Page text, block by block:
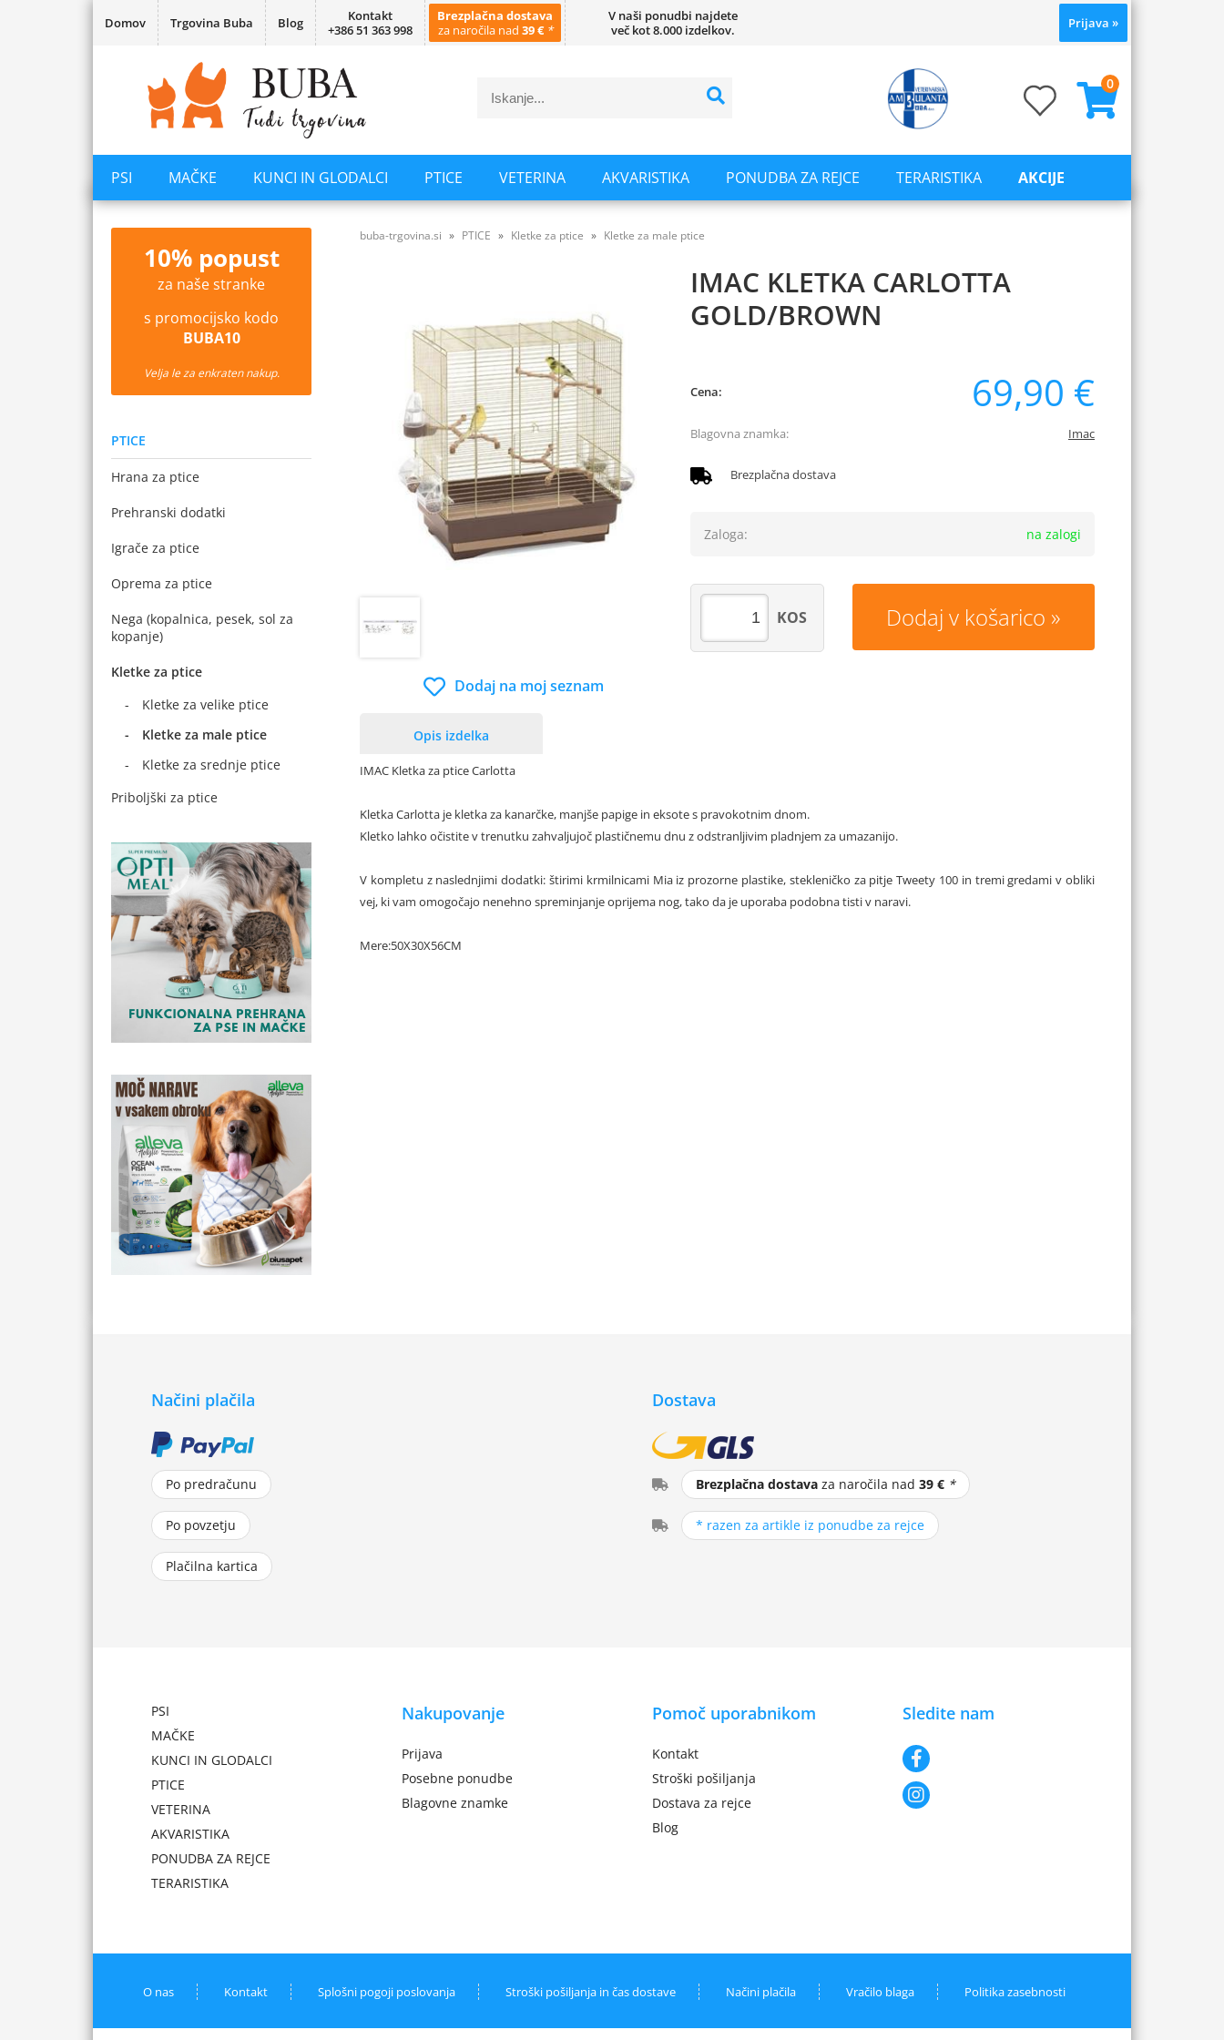
Domov Trgovina Buba Blog
Kontakt
+386 51 363 998
Brezplačna dostava
za naročila nad 39 € *
V naši ponudbi najdete
več kot 8.000 izdelkov.
Prijava »
0
PSI MAČKE KUNCI IN GLODALCI PTICE VETERINA AKVARISTIKA PONUDBA ZA REJCE TERARISTIKA AKCIJE
10% popust
za naše stranke
s promocijsko kodo
BUBA10
Velja le za enkraten nakup.
PTICE
Hrana za ptice
Prehranski dodatki
Igrače za ptice
Oprema za ptice
Nega (kopalnica, pesek, sol za
kopanje)
Kletke za ptice
Kletke za velike ptice
Kletke za male ptice
Kletke za srednje ptice
Priboljški za ptice
buba-trgovina.si PTICE Kletke za ptice Kletke za male ptice
IMAC KLETKA CARLOTTA
GOLD/BROWN
Dodaj na moj seznam
Cena: 69,90 €
Blagovna znamka: Imac
Brezplačna dostava
Zaloga: na zalogi
Dodaj v košarico
KOS
Opis izdelka
IMAC Kletka za ptice Carlotta
Kletka Carlotta je kletka za kanarčke, manjše papige in eksote s pravokotnim dnom.
Kletko lahko očistite v trenutku zahvaljujoč plastičnemu dnu z odstranljivim pladnjem za umazanijo.
V kompletu z naslednjimi dodatki: štirimi krmilnicami Mia iz prozorne plastike, stekleničko za pitje Tweety 100 in tremi gredami v obliki
vej, ki vam omogočajo nenehno spreminjanje oprijema nog, tako da je uporaba podobna tisti v naravi.
Mere:50X30X56CM
Načini plačila
Po predračunu
Po povzetju
Plačilna kartica
Dostava
Brezplačna dostavaza naročila nad 39 € *
* razen za artikle iz ponudbe za rejce
PSI
MAČKE
KUNCI IN GLODALCI
PTICE
VETERINA
AKVARISTIKA
PONUDBA ZA REJCE
TERARISTIKA
Nakupovanje
Prijava
Posebne ponudbe
Blagovne znamke
Pomoč uporabnikom
Kontakt
Stroški pošiljanja
Dostava za rejce
Blog
Sledite nam
O nas Kontakt Splošni pogoji poslovanja Stroški pošiljanja in čas dostave Načini plačila Vračilo blaga Politika zasebnosti